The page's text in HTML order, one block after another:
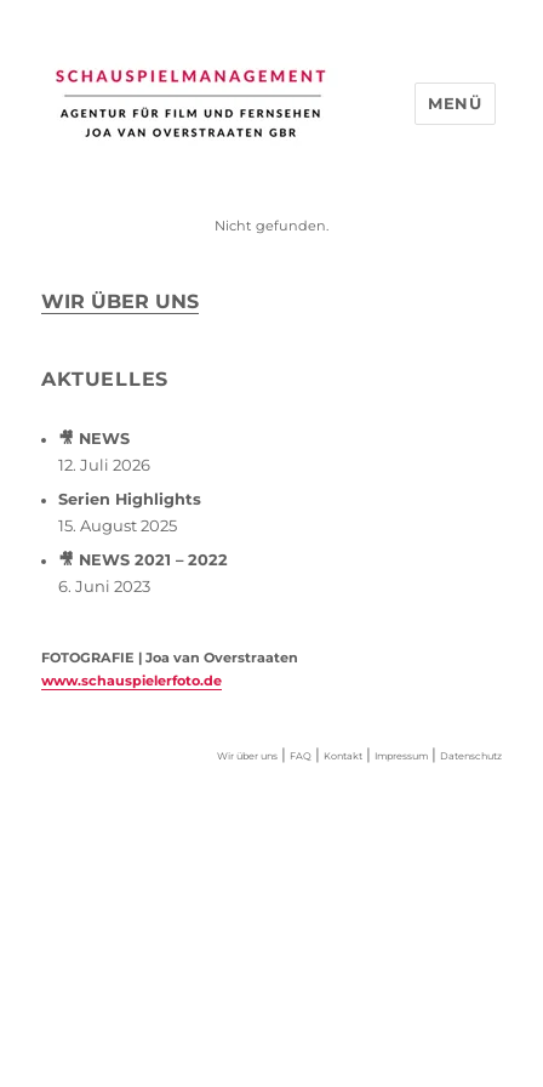
MENÜ
Nicht gefunden.
WIR ÜBER UNS
AKTUELLES
🎥 NEWS
12. Juli 2026
Serien Highlights
15. August 2025
🎥 NEWS 2021 – 2022
6. Juni 2023
FOTOGRAFIE | Joa van Overstraaten
www.schauspielerfoto.de
Wir über uns| FAQ| Kontakt| Impressum| Datenschutz